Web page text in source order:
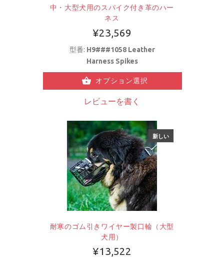
中・大型犬用のスパイク付き革のハー
ネス
¥23,569
型番: H9###1058 Leather
Harness Spikes
オプション選択
レビューを書く
新しい
耐寒のゴム引きワイヤー製口輪（大型
犬用）
¥13,522